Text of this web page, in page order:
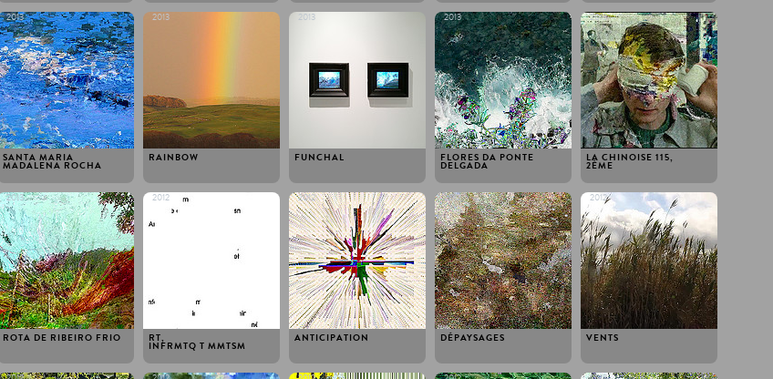
SANTA MARIA
MADALENA ROCHA
2013
RAINBOW
2013
FUNCHAL
2013
FLORES DA PONTE
DELGADA
2013
LA CHINOISE 115,
2ÈME
2013
ROTA DE RIBEIRO FRIO
2013
RT,
INFRMTQ T MMTSM
2012
ANTICIPATION
2012
DÉPAYSAGES
2012
VENTS
2012